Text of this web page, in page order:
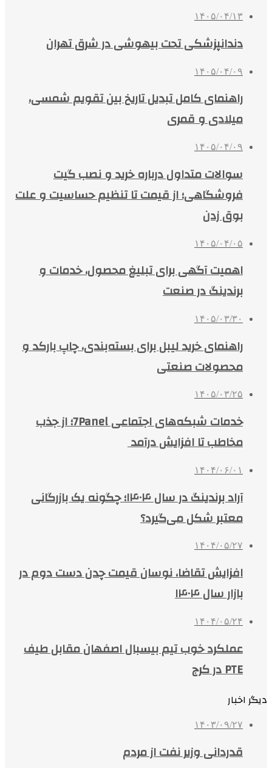
۱۴۰۵/۰۴/۱۳
دندانپزشکی تحت بیهوشی در شرق تهران
۱۴۰۵/۰۴/۰۹
راهنمای کامل تبدیل تاریخ بین تقویم شمسی،
میلادی و قمری
۱۴۰۵/۰۴/۰۹
سوالات متداول درباره خرید و نصب گیت
فروشگاهی؛ از قیمت تا تنظیم حساسیت و علت
بوق زدن
۱۴۰۵/۰۴/۰۵
اهمیت آگهی برای تبلیغ محصول، خدمات و
برندینگ در صنعت
۱۴۰۵/۰۳/۳۰
راهنمای خرید لیبل برای بسته‌بندی، چاپ بارکد و
محصولات صنعتی
۱۴۰۵/۰۳/۲۵
خدمات شبکه‌های اجتماعی 7Panel؛ از جذب
مخاطب تا افزایش درآمد
۱۴۰۴/۰۶/۰۱
آراد برندینگ در سال ۱۴۰۴؛ چگونه یک بازرگانی
معتبر شکل می‌گیرد؟
۱۴۰۴/۰۵/۲۷
افزایش تقاضا، نوسان قیمت چدن دست دوم در
بازار سال ۱۴۰۴
۱۴۰۴/۰۵/۲۴
عملکرد خوب تیم بیسبال اصفهان مقابل طیف
PTE در کرج
دیگر اخبار
۱۴۰۳/۰۹/۲۷
قدردانی وزیر نفت از مردم